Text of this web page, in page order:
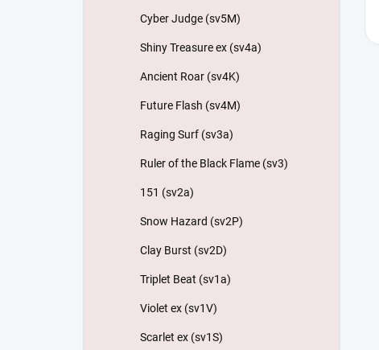
Cyber Judge (sv5M)
Shiny Treasure ex (sv4a)
Ancient Roar (sv4K)
Future Flash (sv4M)
Raging Surf (sv3a)
Ruler of the Black Flame (sv3)
151 (sv2a)
Snow Hazard (sv2P)
Clay Burst (sv2D)
Triplet Beat (sv1a)
Violet ex (sv1V)
Scarlet ex (sv1S)